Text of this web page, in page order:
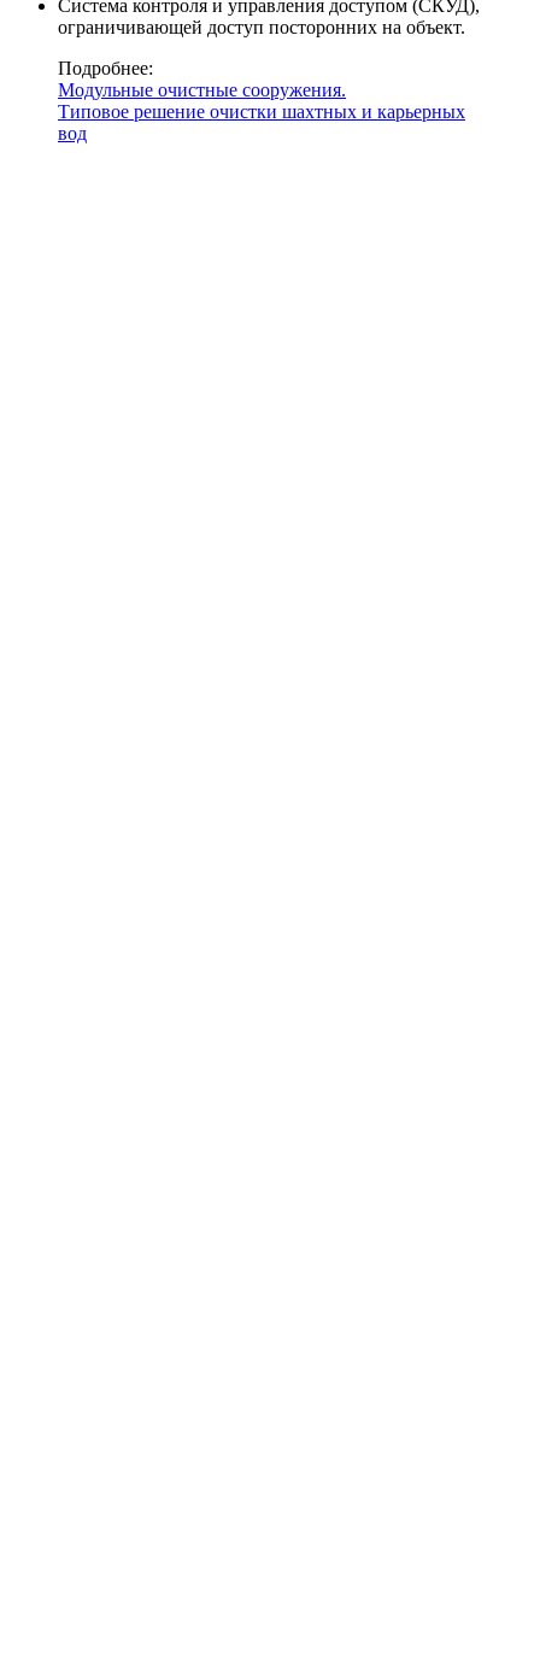
Система контроля и управления доступом (СКУД),
ограничивающей доступ посторонних на объект.
Подробнее:
Модульные очистные сооружения.
Типовое решение очистки шахтных и карьерных
вод